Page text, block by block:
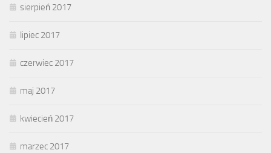
sierpień 2017
lipiec 2017
czerwiec 2017
maj 2017
kwiecień 2017
marzec 2017